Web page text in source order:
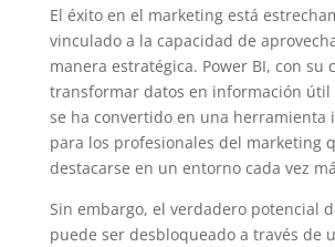
El éxito en el marketing está
vinculado a la capacidad de
manera estratégica. Power BI, con su
transformar datos en información útil
se ha convertido en una herramienta
para los profesionales del marketing
destacarse en un entorno cada vez
Sin embargo, el verdadero potencial
puede ser desbloqueado a través de